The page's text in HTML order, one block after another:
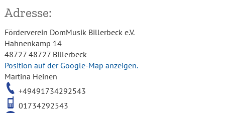
Adresse:
Förderverein DomMusik Billerbeck e.V.
Hahnenkamp 14
48727 48727 Billerbeck
Position auf der Google-Map anzeigen.
Martina Heinen
+49491734292543
01734292543